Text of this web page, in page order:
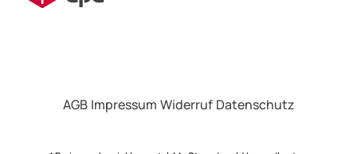
AGB Impressum Widerruf Datenschutz